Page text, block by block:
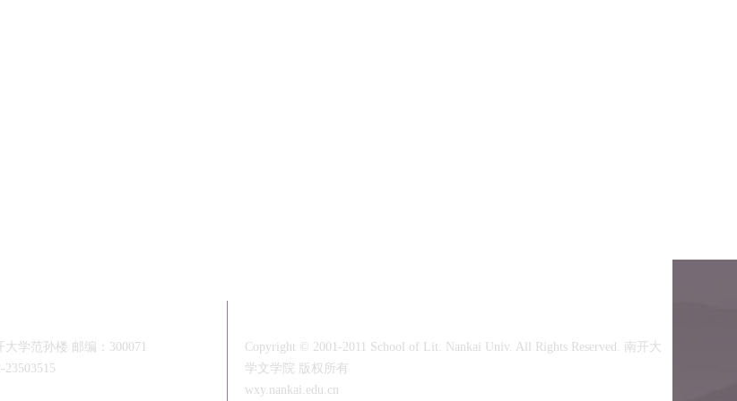
学范孙楼 邮编：300071
23503515
Copyright © 2001-2011 School of Lit. Nankai Univ. All Rights Reserved. 南开大
学文学院 版权所有
wxy.nankai.edu.cn